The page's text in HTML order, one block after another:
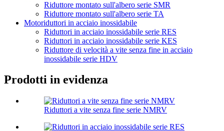
Riduttore montato sull'albero serie SMR
Riduttore montato sull'albero serie TA
Motoriduttori in acciaio inossidabile
Riduttori in acciaio inossidabile serie RES
Riduttori in acciaio inossidabile serie KES
Riduttore di velocità a vite senza fine in acciaio
inossidabile serie HDV
Prodotti in evidenza
Riduttori a vite senza fine serie NMRV